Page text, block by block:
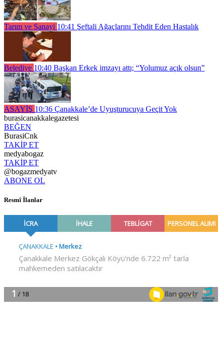
Tarım ve Sanayi 10:41 Şeftali Ağaçlarını Tehdit Eden Hastalık
Belediye 10:40 Başkan Erkek imzayı attı; “Yolumuz açık olsun”
ASAYİŞ 10:36 Çanakkale’de Uyuşturucuya Geçit Yok
burasicanakkalegazetesi
BEĞEN
BurasiCnk
TAKİP ET
medyabogaz
TAKİP ET
@bogazmedyatv
ABONE OL
Resmî İlanlar